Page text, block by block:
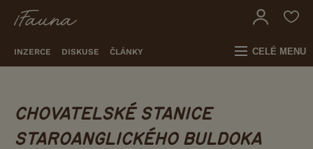
INZERCE DISKUSE ČLÁNKY CELÉ MENU
CHOVATELSKÉ STANICE
STAROANGLICKÉHO BULDOKA